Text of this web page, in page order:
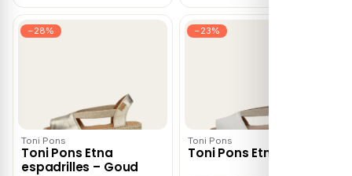
−28%
Toni Pons
Toni Pons Etna
espadrilles – Goud
−23%
Toni Pons
Toni Pons Etna – Wit